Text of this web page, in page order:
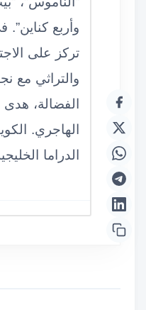
تركز على
والتراثي مع
الفضالة،
الهاجري.
الدراما